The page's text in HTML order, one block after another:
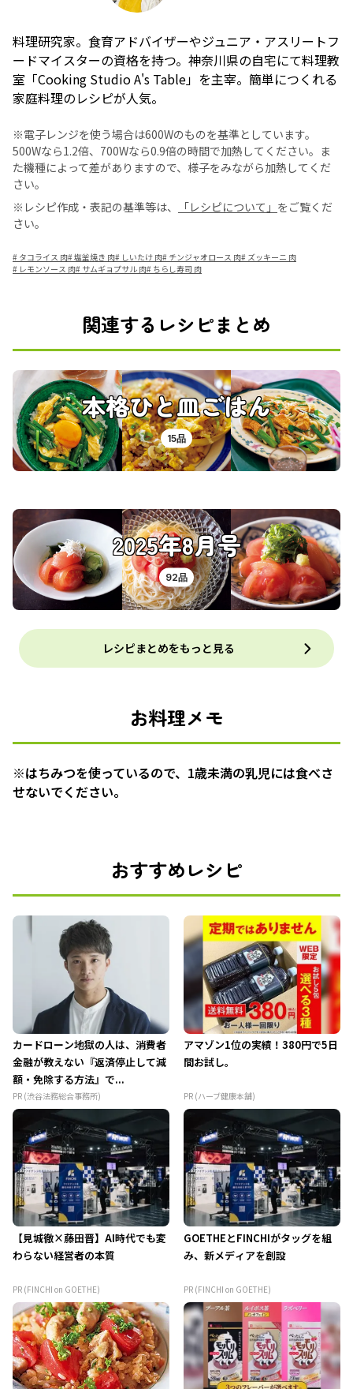
料理研究家。食育アドバイザーやジュニア・アスリートフ
ードマイスターの資格を持つ。神奈川県の自宅にて料理教
室「Cooking Studio A's Table」を主宰。簡単につくれる
家庭料理のレシピが人気。
※電子レンジを使う場合は600Wのものを基準としています。
500Wなら1.2倍、700Wなら0.9倍の時間で加熱してください。ま
た機種によって差がありますので、様子をみながら加熱してくだ
さい。
※レシピ作成・表記の基準等は、
「レシピについて」 をご覧くだ
さい。
# タコライス 肉#塩釜焼き 肉# しいたけ 肉# チンジャオロース 肉# ズッキーニ 肉
# レモンソース 肉# サムギョプサル 肉# ちらし寿司 肉
関連するレシピまとめ
本格ひと皿ごはん
15品
2025年8月号
92品
レシピまとめをもっと見る
お料理メモ
※はちみつを使っているので、1歳未満の乳児には食べさ
せないでください。
おすすめレシピ
カードローン地獄の人は、消費者
金融が教えない『返済停止して減
額・免除する方法』で...
PR (渋谷法務総合事務所)
アマゾン1位の実績！380円で5日
間お試し。
PR (ハーブ健康本舗)
【見城徹×藤田晋】AI時代でも変
わらない経営者の本質
PR (FINCHI on GOETHE)
GOETHEとFINCHIがタッグを組
み、新メディアを創設
PR (FINCHI on GOETHE)